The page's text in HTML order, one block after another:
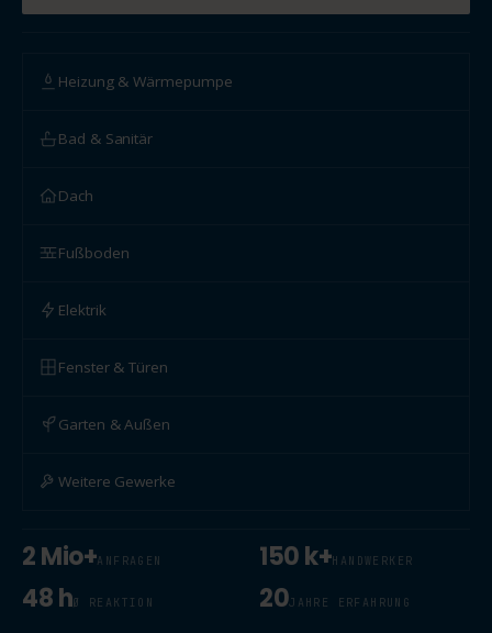
Heizung & Wärmepumpe
Bad & Sanitär
Dach
Fußboden
Elektrik
Fenster & Türen
Garten & Außen
Weitere Gewerke
2 Mio+ANFRAGEN 150 k+HANDWERKER
48 hØ REAKTION 20JAHRE ERFAHRUNG